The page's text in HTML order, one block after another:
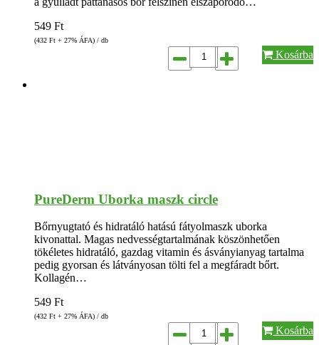
549 Ft
(432 Ft + 27% ÁFA) / db
Kosárba
PureDerm Uborka maszk circle
Bőrnyugtató és hidratáló hatású fátyolmaszk uborka
kivonattal. Magas nedvességtartalmának köszönhetően
tökéletes hidratáló, gazdag vitamin és ásványianyag tartalma
pedig gyorsan és látványosan tölti fel a megfáradt bőrt.
Kollagén…
549 Ft
(432 Ft + 27% ÁFA) / db
Kosárba